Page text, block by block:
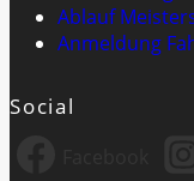
Ablauf
Anmeldung
Social